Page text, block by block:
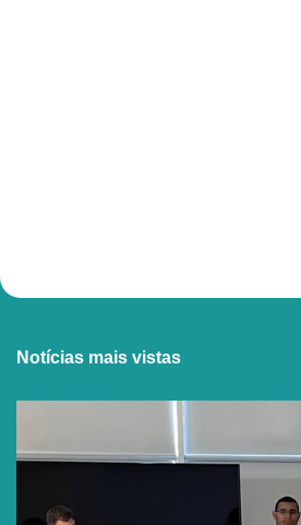
Notícias mais vistas